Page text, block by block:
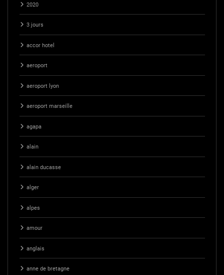
2020
3 jours
accor hotel
aeroport
aeroport lyon
aeroport marseille
agapa
alain
alain ducasse
alger
alpes
amour
anglais
anne de bretagne